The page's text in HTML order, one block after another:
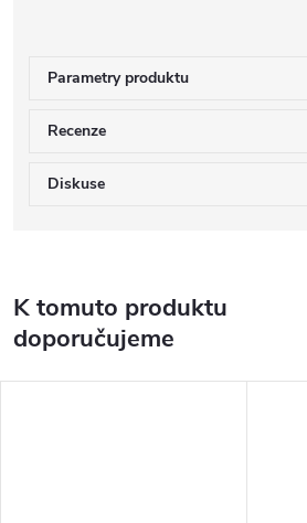
Parametry produktu
Recenze
Diskuse
K tomuto produktu
doporučujeme